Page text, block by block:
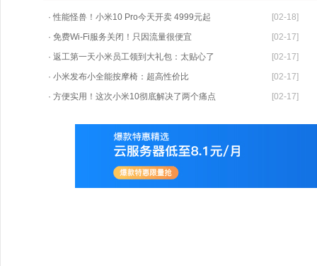
· 性能怪兽！小米10 Pro今天开卖 4999元起
[02-18]
· 免费Wi-Fi服务关闭！只因流量很便宜
[02-17]
· 返工第一天小米员工领到大礼包：太贴心了
[02-17]
· 小米发布小全能按摩椅：超高性价比
[02-17]
· 方便实用！这次小米10彻底解决了两个痛点
[02-17]